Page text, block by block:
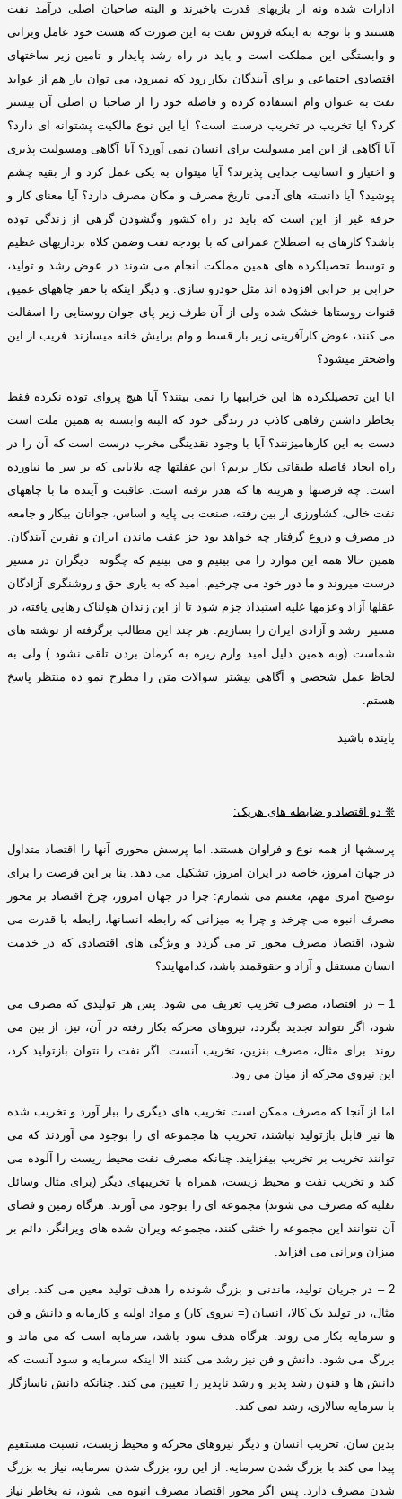
ادارات شده ونه از بازیهای قدرت باخبرند و البته صاحبان اصلی درآمد نفت
هستند و با توجه به اینکه فروش نفت به این صورت که هست خود عامل ویرانی
و وابستگی این مملکت است و باید در راه رشد پایدار و تامین زیر ساختهای
اقتصادی اجتماعی و برای آیندگان بکار رود که نمیرود، می توان باز هم از عواید
نفت به عنوان وام استفاده کرده و فاصله خود را از صاحبا ن اصلی آن بیشتر
کرد؟ آیا تخریب در تخریب درست است؟ آیا این نوع مالکیت پشتوانه ای دارد؟
آیا آگاهی از این امر مسولیت برای انسان نمی آورد؟ آیا آگاهی ومسولبت پذیری
و اختیار و انسانیت جدایی پذیرند؟ آیا میتوان به یکی عمل کرد و از بقیه چشم
پوشید؟ آیا دانسته های آدمی تاریخ مصرف و مکان مصرف دارد؟ آیا معنای کار و
حرفه غیر از این است که باید در راه کشور وگشودن گرهی از زندگی توده
باشد؟ کارهای به اصطلاح عمرانی که با بودجه نفت وضمن کلاه برداریهای عظیم
و توسط تحصیلکرده های همین مملکت انجام می شوند در عوض رشد و تولید،
خرابی بر خرابی افزوده اند مثل خودرو سازی
و دیگر اینکه با حفر چاههای عمیق
قنوات روستاها خشک شده ولی از آن طرف زیر پای جوان روستایی را اسفالت
می کنند، عوض کارآفرینی زیر بار قسط و وام برایش خانه میسازند
فریب از این
واضحتر میشود؟
ایا این تحصیلکرده ها این خرابیها را نمی بینند؟ آیا هیچ پروای توده نکرده فقط
بخاطر داشتن رفاهی کاذب در زندگی خود که البته وابسته به همین ملت است
دست به این کارهامیزنند؟ آیا با وجود نقدینگی مخرب درست است که آن را در
راه ایجاد فاصله طبقاتی بکار بریم؟ این غفلتها چه بلایایی که بر سر ما نیاورده
است. چه فرصتها و هزینه ها که هدر نرفته است. عاقبت و آینده ما با چاههای
نفت خالی، کشاورزی از بین رفته، صنعت بی پایه و اساس، جوانان بیکار و جامعه
در مصرف و دروغ گرفتار چه خواهد بود جز عقب ماندن ایران و نفرین آیندگان
همین حالا همه این موارد را می بینیم و می بینیم که چگونه دیگران در مسیر
درست میروند و ما دور خود می چرخیم
امید که به یاری حق و روشنگری آزادگان
عقلها آزاد وعزمها علیه استبداد جزم شود تا از این زندان هولناک رهایی یافته، در
مسیر رشد و آزادی ایران را بسازیم
هر چند این مطالب برگرفته از نوشته های
شماست (وبه همین دلیل امید وارم زیره به کرمان بردن تلقی نشود )ولی به
لحاظ عمل شخصی و آگاهی بیشتر سوالات متن را مطرح نمو ده منتظر پاسخ
هستم
پاینده باشید
❊ دو اقتصاد و ضابطه های هریک:
پرسشها از همه نوع و فراوان هستند
اما پرسش محوری آنها را اقتصاد متداول
در جهان امروز، خاصه در ایران امروز، تشکیل می دهد
بنا بر این فرصت را برای
توضیح امری مهم، مغتنم می شمارم: چرا در جهان امروز، چرخ اقتصاد بر محور
مصرف انبوه می چرخد و چرا به میزانی که رابطه انسانها، رابطه با قدرت می
شود، اقتصاد مصرف محور تر می گردد و ویژگی های اقتصادی که در خدمت
انسان مستقل و آزاد و حقوقمند باشد، کدامهایند؟
1 – در اقتصاد، مصرف تخریب تعریف می شود
پس هر تولیدی که مصرف می
شود، اگر نتواند تجدید بگردد، نیروهای محرکه بکار رفته در آن، نیز، از بین می
روند
برای مثال، مصرف بنزین، تخریب آنست
اگر نفت را نتوان بازتولید کرد،
این نیروی محرکه از میان می رود
اما از آنجا که مصرف ممکن است تخریب های دیگری را ببار آورد و تخریب شده
ها نیز قابل بازتولید نباشند، تخریب ها مجموعه ای را بوجود می آوردند که می
توانند تخریب بر تخریب بیفزایند
چنانکه مصرف نفت محیط زیست را آلوده می
کند و تخریب نفت و محیط زیست، همراه با تخریبهای دیگر (برای مثال وسائل
نقلیه که مصرف می شوند) مجموعه ای را بوجود می آورند
هرگاه زمین و فضای
آن نتوانند این مجموعه را خنثی کنند، مجموعه ویران شده های ویرانگر، دائم بر
میزان ویرانی می افزاید
2 – در جریان تولید، ماندنی و بزرگ شونده را هدف تولید معین می کند
برای
مثال، در تولید یک کالا، انسان(= نیروی کار )و مواد اولیه و کارمایه و دانش و فن
و سرمایه بکار می روند
هرگاه هدف سود باشد، سرمایه است که می ماند و
بزرگ می شود
دانش و فن نیز رشد می کنند الا اینکه سرمایه و سود آنست که
دانش ها و فنون رشد پذیر و رشد ناپذیر را تعیین می کند
چنانکه دانش ناسازگار
با سرمایه سالاری، رشد نمی کند
بدین سان، تخریب انسان و دیگر نیروهای محرکه و محیط زیست، نسبت مستقیم
پیدا می کند با بزرگ شدن سرمایه
از این رو، بزرگ شدن سرمایه، نیاز به بزرگ
شدن مصرف دارد
پس اگر محور اقتصاد مصرف انبوه می شود، نه بخاطر نیاز